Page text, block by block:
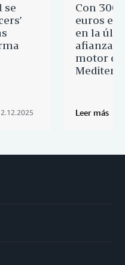
se
Con
euros en
en la
afianza
motor
Leer más